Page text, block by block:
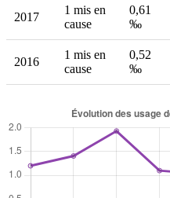
2017
1 mis en
cause
0,61
‰
2016
1 mis en
cause
0,52
‰